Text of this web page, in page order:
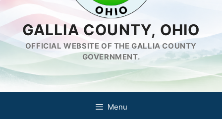
GALLIA COUNTY, OHIO
OFFICIAL WEBSITE OF THE GALLIA COUNTY
GOVERNMENT.
Menu